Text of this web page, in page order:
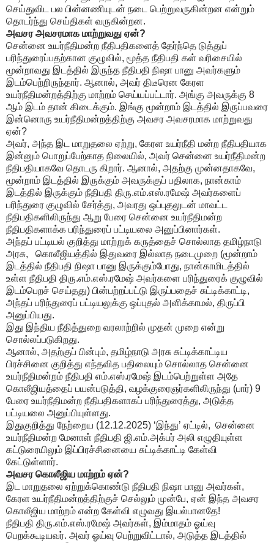
செய்துவிட பல பின்னணியுடன் நடை பெற்றுவருகின்றன என்றும்
தொடர்ந்து செய்திகள் வருகின்றன.
அவசர அவசரமாக மாற்றுவது ஏன்?
சென்னை உயர்நீதிமன்ற நீதிபதிகளைத் தேர்ந்தெ டுத்துப்
பரிந்துரைப்பதற்கான குழுவில், மூத்த நீதிபதி கள் வரிசையில்
மூன்றாவது இடத்தில் இருந்த நீதிபதி நிஷா பானு அவர்களும்
இடம்பெற்றிருந்தார். ஆனால், அவர் திடீரென கேரள
உயர்நீதிமன்றத்திற்கு மாற்றம் செய்யப்பட்டார். அங்கு அவருக்கு 8
ஆம் இடம் தான் கிடைக்கும். இங்கு மூன்றாம் இடத்தில் இருப்பவரை
இன்னொரு உயர்நீதிமன்றத்திற்கு அவசர அவசரமாக மாற்றுவது
ஏன்?
அவர், அந்த இட மாறுதலை ஏற்று, கேரள உயர்நீதி மன்ற நீதிபதியாக
இன்னும் பொறுப்பேற்காத நிலையில், அவர் சென்னை உயர்நீதிமன்ற
நீதிபதியாகவே தொடரு கிறார். ஆனால், அதற்கு முன்னதாகவே,
மூன்றாம் இடத்தில் இருக்கும் அவருக்குப் பதிலாக, நான்காம்
இடத்தில் இருக்கும் நீதிபதி திரு.எம்.எஸ்.ரமேஷ் அவர்களைப்
பரிந்துரை குழுவில் சேர்த்து, அவரது ஒப்புதலுடன் மாவட்ட
நீதிபதிகளிலிருந்து ஆறு பேரை சென்னை உயர்நீதிமன்ற
நீதிபதிகளாக்க பரிந்துரைப் பட்டியலை அனுப்பினார்கள்.
அந்தப் பட்டியல் குறித்து மாற்றுக் கருத்தைச் சொல்லாத தமிழ்நாடு
அரசு, கொலீஜியத்தில் இதுவரை இல்லாத நடைமுறை (மூன்றாம்
இடத்தில் நீதிபதி நிஷா பானு இருக்கும்போது, நான்காமிடத்தில்
உள்ள நீதிபதி திரு.எம்.எஸ்.ரமேஷ் அவர்களை பரிந்துரைக் குழுவில்
இடம்பெறச் செய்தது) பின்பற்றப்பட்டு இருப்பதைச் சுட்டிக்காட்டி,
அந்தப் பரிந்துரைப் பட்டியலுக்கு ஒப்புதல் அளிக்காமல், திருப்பி
அனுப்பியது.
இது இந்திய நீதித்துறை வரலாற்றில் முதன் முறை என்று
சொல்லப்படுகிறது.
ஆனால், அதற்குப் பின்பும், தமிழ்நாடு அரசு சுட்டிக்காட்டிய
பிரச்சினை குறித்து எந்தவித பதிலையும் சொல்லாத சென்னை
உயர்நீதிமன்றம் நீதிபதி எம்.எஸ்.ரமேஷ் இடம்பெற்றுள்ள அதே
கொலீஜியத்தைப் பயன்படுத்தி, வழக்குரைஞர்களிலிருந்து (பார்) 9
பேரை உயர்நீதிமன்ற நீதிபதிகளாகப் பரிந்துரைத்து, அடுத்த
பட்டியலை அனுப்பியுள்ளது.
இதுகுறித்து நேற்றைய (12.12.2025) ‘இந்து’ ஏட்டில், சென்னை
உயர்நீதிமன்ற மேனாள் நீதிபதி ஜி.எம்.அக்பர் அலி எழுதியுள்ள
கட்டுரையிலும் இப்பிரச்சினையை சுட்டிக்காட்டி கேள்வி
கேட்டுள்ளார்.
அவசர கொலீஜிய மாற்றம் ஏன்?
இட மாறுதலை ஏற்றுக்கொண்டு நீதிபதி நிஷா பானு அவர்கள்,
கேரள உயர்நீதிமன்றத்திற்குச் செல்லும் முன்பே, ஏன் இந்த அவசர
கொலீஜிய மாற்றம் என்ற கேள்வி எழுவது இயல்பானதே!
நீதிபதி திரு.எம்.எஸ்.ரமேஷ் அவர்கள், இம்மாதம் ஓய்வு
பெறக்கூடியவர். அவர் ஓய்வு பெற்றுவிட்டால், அடுத்த இடத்தில்